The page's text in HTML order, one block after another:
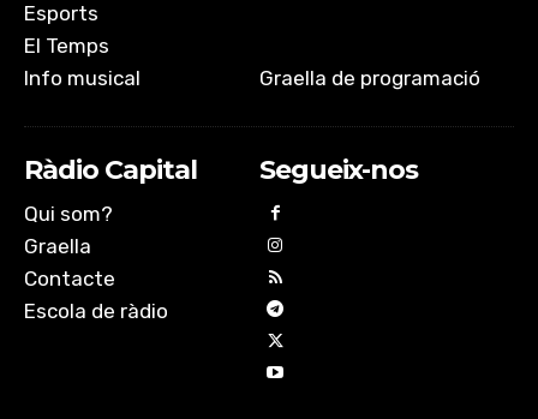
Esports
El Temps
Info musical
Graella de programació
Ràdio Capital
Qui som?
Graella
Contacte
Escola de ràdio
Segueix-nos